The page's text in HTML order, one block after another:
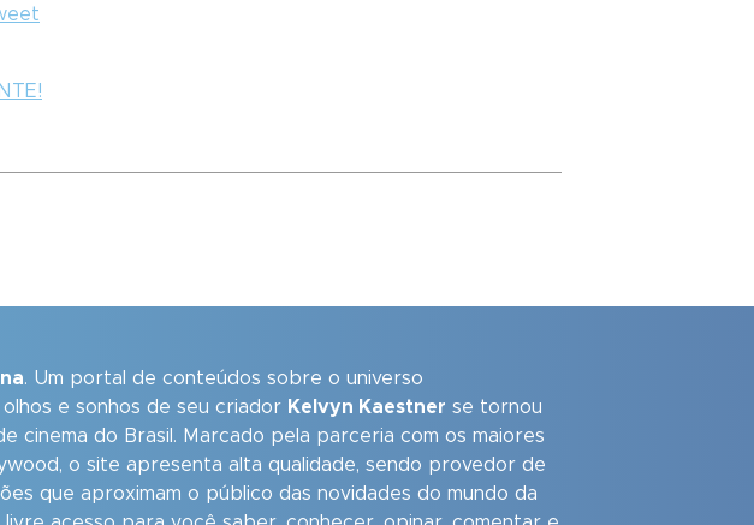
. Um portal de conteúdos sobre o universo
e sonhos de seu criador Kelvyn Kaestner se tornou
cinema do Brasil. Marcado pela parceria com os maiores
o site apresenta alta qualidade, sendo provedor de
que aproximam o público das novidades do mundo da